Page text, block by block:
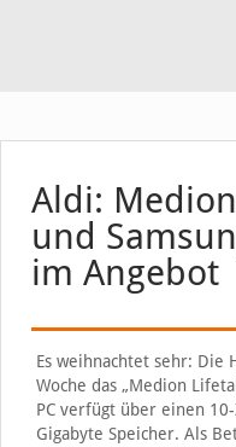
Aldi:
und
im Angebot
Es weihnachtet sehr: Die
Woche das „Medion
PC verfügt über einen
Gigabyte Speicher. Als